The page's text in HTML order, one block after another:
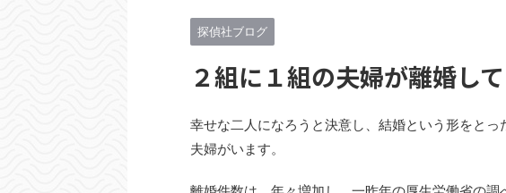
探偵社ブログ
２組に１組の夫婦が離婚して
幸せな二人になろうと決意し、結婚という形をと
夫婦がいます。